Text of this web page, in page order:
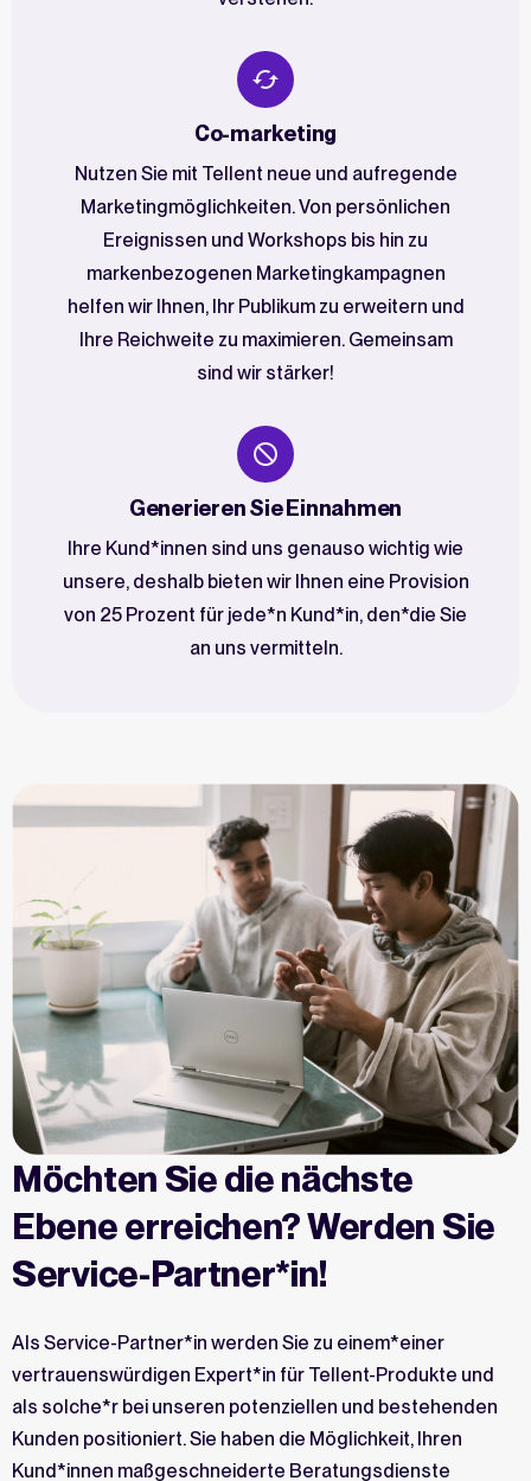
Co-marketing
Nutzen Sie mit Tellent neue und aufregende
Marketingmöglichkeiten. Von persönlichen
Ereignissen und Workshops bis hin zu
markenbezogenen Marketingkampagnen
helfen wir Ihnen, Ihr Publikum zu erweitern und
Ihre Reichweite zu maximieren. Gemeinsam
sind wir stärker!
Generieren Sie Einnahmen
Ihre Kund*innen sind uns genauso wichtig wie
unsere, deshalb bieten wir Ihnen eine Provision
von 25 Prozent für jede*n Kund*in, den*die Sie
an uns vermitteln.
Möchten Sie die nächste
Ebene erreichen? Werden Sie
Service-Partner*in!
Als Service-Partner*in werden Sie zu einem*einer
vertrauenswürdigen Expert*in für Tellent-Produkte und
als solche*r bei unseren potenziellen und bestehenden
Kunden positioniert. Sie haben die Möglichkeit, Ihren
Kund*innen maßgeschneiderte Beratungsdienste